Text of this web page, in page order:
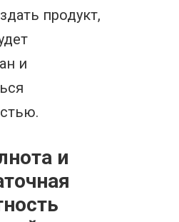
продукт,
и
и